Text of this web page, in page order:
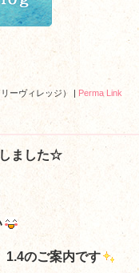
ーヴィレッジ） | Perma Link
ました☆
のご案内です